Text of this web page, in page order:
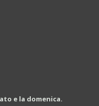
e la domenica.